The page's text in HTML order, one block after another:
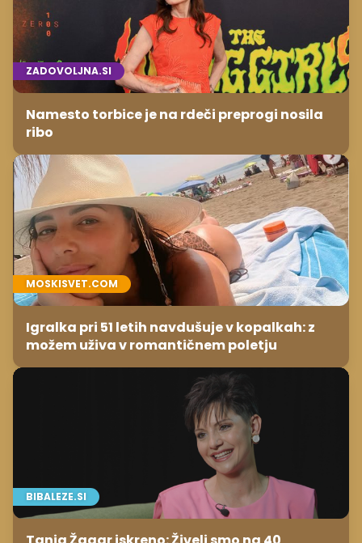
ZADOVOLJNA.SI
Namesto torbice je na rdeči preprogi nosila
ribo
MOSKISVET.COM
Igralka pri 51 letih navdušuje v kopalkah: z
možem uživa v romantičnem poletju
BIBALEZE.SI